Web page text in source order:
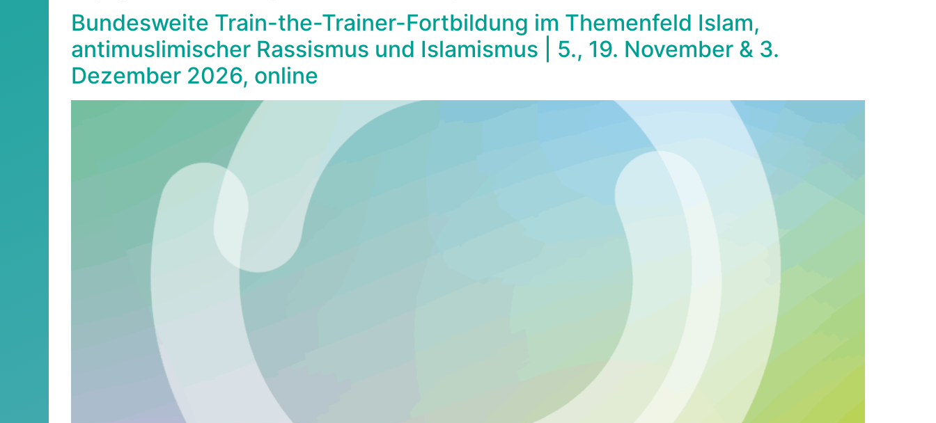
Bundesweite Train-the-Trainer-Fortbildung im Themenfeld Islam,
antimuslimischer Rassismus und Islamismus | 5., 19. November & 3.
Dezember 2026, online